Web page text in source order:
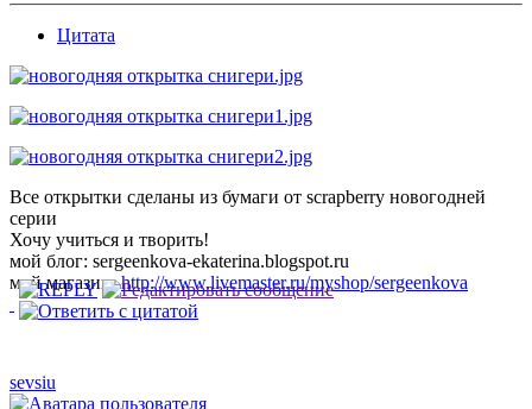
Цитата
Все открытки сделаны из бумаги от scrapberry новогодней
серии
Хочу учиться и творить!
мой блог: sergeenkova-ekaterina.blogspot.ru
мой магазин:http://www.livemaster.ru/myshop/sergeenkova
sevsiu